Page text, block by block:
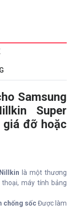
Samsung
Super
giá đỡ hoặc
là một thương
máy tính bảng
chống sốcĐược làm